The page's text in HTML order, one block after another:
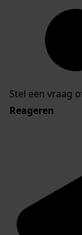
Stel een vraag
Reageren